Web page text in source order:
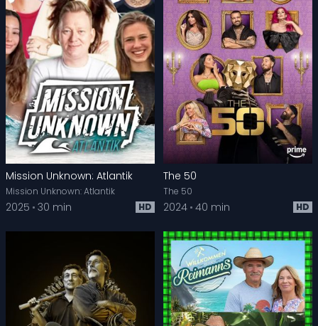
Mission Unknown: Atlantik
Mission Unknown: Atlantik
2025 30 min HD
The 50
The 50
2024 40 min HD